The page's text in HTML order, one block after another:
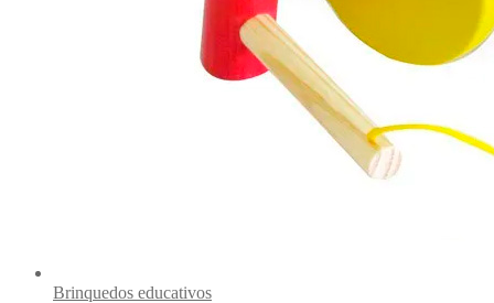
Brinquedos educativos